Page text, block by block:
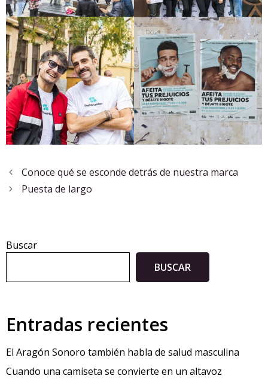
Conoce qué se esconde detrás de nuestra marca
Puesta de largo
Buscar
BUSCAR
Entradas recientes
El Aragón Sonoro también habla de salud masculina
Cuando una camiseta se convierte en un altavoz